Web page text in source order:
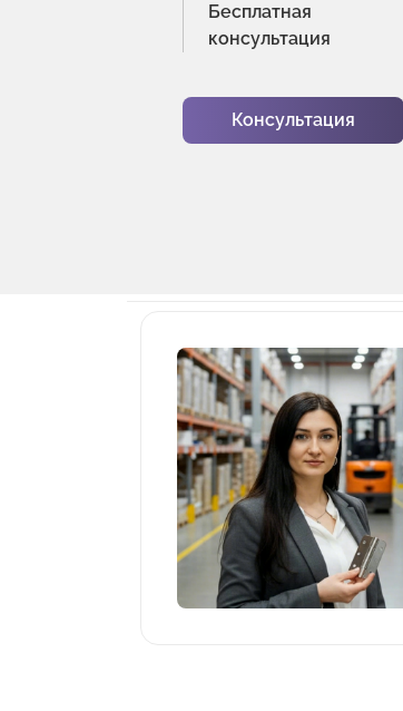
Бесплатная
консультация
Консультация